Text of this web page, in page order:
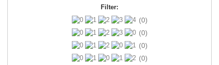
Filter:
(0)
(0)
(0)
(0)